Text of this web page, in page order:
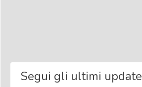
Segui gli ultimi update